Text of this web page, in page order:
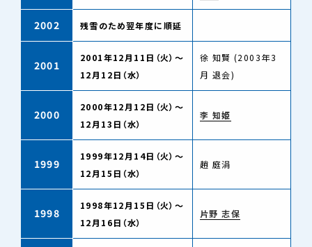
2002 残雪のため翌年度に順延
2001
2001年12月11日（火）～
12月12日（水）
徐 知賢 (2003年3
月 退会)
2000
2000年12月12日（火）～
12月13日（水）
李 知姫
1999
1999年12月14日（火）～
12月15日（水）
趙 庭涓
1998
1998年12月15日（火）～
12月16日（水）
片野 志保